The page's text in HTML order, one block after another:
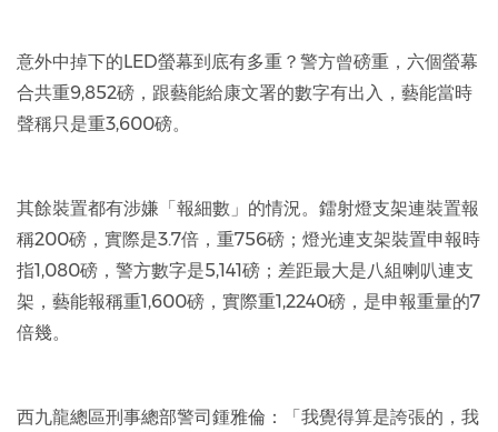
意外中掉下的LED螢幕到底有多重？警方曾磅重，六個螢幕
合共重9,852磅，跟藝能給康文署的數字有出入，藝能當時
聲稱只是重3,600磅。
其餘裝置都有涉嫌「報細數」的情況。鐳射燈支架連裝置報
稱200磅，實際是3.7倍，重756磅；燈光連支架裝置申報時
指1,080磅，警方數字是5,141磅；差距最大是八組喇叭連支
架，藝能報稱重1,600磅，實際重1,2240磅，是申報重量的7
倍幾。
西九龍總區刑事總部警司鍾雅倫：「我覺得算是誇張的，我